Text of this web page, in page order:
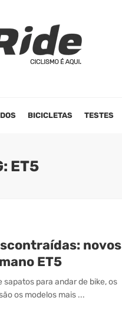
BICICLETAS TESTES
ET5
novos
ET5
para andar de bike, os
os modelos mais ...